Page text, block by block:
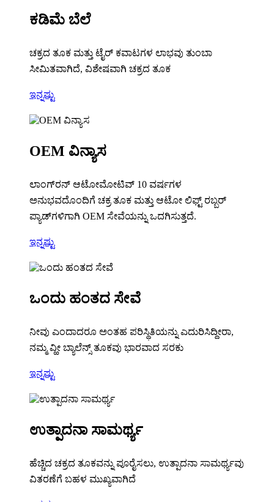
ಕಡಿಮೆ ಬೆಲೆ
ಚಕ್ರದ ತೂಕ ಮತ್ತು ಟೈರ್ ಕವಾಟಗಳ ಲಾಭವು ತುಂಬಾ
ಸೀಮಿತವಾಗಿದೆ, ವಿಶೇಷವಾಗಿ ಚಕ್ರದ ತೂಕ
ಇನ್ನಷ್ಟು
OEM ವಿನ್ಯಾಸ
ಲಾಂಗ್‌ರನ್ ಆಟೋಮೋಟಿವ್ 10 ವರ್ಷಗಳ
ಅನುಭವದೊಂದಿಗೆ ಚಕ್ರ ತೂಕ ಮತ್ತು ಆಟೋ ಲಿಫ್ಟ್ ರಬ್ಬರ್
ಪ್ಯಾಡ್‌ಗಳಿಗಾಗಿ OEM ಸೇವೆಯನ್ನು ಒದಗಿಸುತ್ತದೆ.
ಇನ್ನಷ್ಟು
ಒಂದು ಹಂತದ ಸೇವೆ
ನೀವು ಎಂದಾದರೂ ಅಂತಹ ಪರಿಸ್ಥಿತಿಯನ್ನು ಎದುರಿಸಿದ್ದೀರಾ,
ನಮ್ಮ ವ್ಹೀ ಬ್ಯಾಲೆನ್ಸ್ ತೂಕವು ಭಾರವಾದ ಸರಕು
ಇನ್ನಷ್ಟು
ಉತ್ಪಾದನಾ ಸಾಮರ್ಥ್ಯ
ಹೆಚ್ಚಿದ ಚಕ್ರದ ತೂಕವನ್ನು ಪೂರೈಸಲು, ಉತ್ಪಾದನಾ ಸಾಮರ್ಥ್ಯವು
ವಿತರಣೆಗೆ ಬಹಳ ಮುಖ್ಯವಾಗಿದೆ